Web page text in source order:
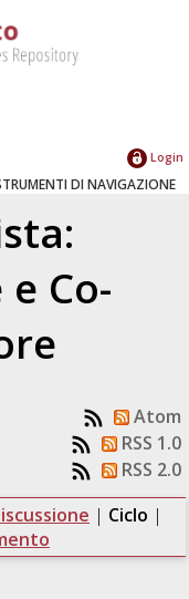
Login
DI NAVIGAZIONE
Co-
Atom
RSS 1.0
RSS 2.0
| Ciclo |